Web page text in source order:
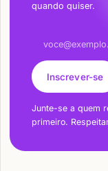
quando quiser.
Inscrever-se
Junte-se a quem
primeiro.